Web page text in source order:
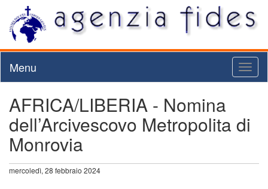
Menu
AFRICA/LIBERIA - Nomina
dell’Arcivescovo Metropolita di
Monrovia
mercoledì, 28 febbraio 2024